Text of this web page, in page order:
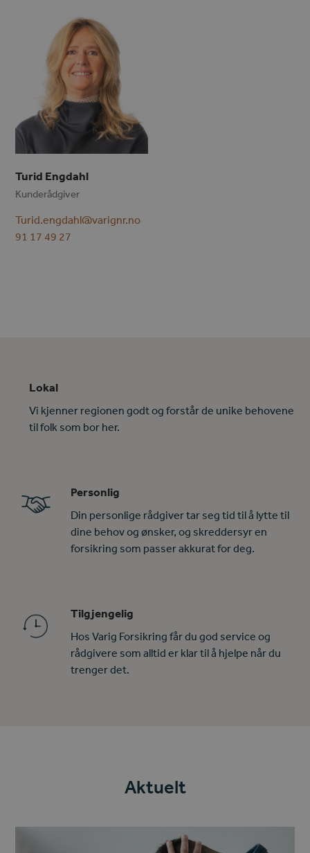
Turid Engdahl
Kunderådgiver
Turid.engdahl@varignr.no
91 17 49 27
Lokal
Vi kjenner regionen godt og forstår de unike behovene
til folk som bor her.
Personlig
Din personlige rådgiver tar seg tid til å lytte til
dine behov og ønsker, og skreddersyr en
forsikring som passer akkurat for deg.
Tilgjengelig
Hos Varig Forsikring får du god service og
rådgivere som alltid er klar til å hjelpe når du
trenger det.
Aktuelt